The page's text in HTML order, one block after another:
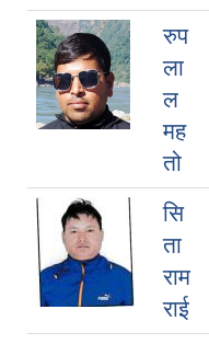
रुप
ला
ल
मह
तो
सि
ता
राम
राई